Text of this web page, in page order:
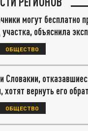
могут бесплатно
участка, объяснила
ОБЩЕСТВО
Словакии,
хотят вернуть его
ОБЩЕСТВО